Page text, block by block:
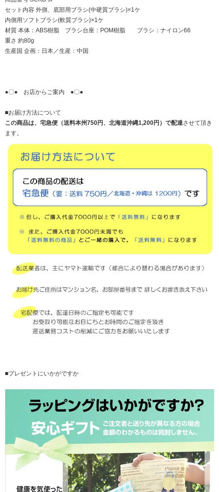
セット内容 外側、底部用ブラシ(中硬質ブラシ)×1ケ
内側用ソフトブラシ(軟質ブラシ)×1ケ
材質 本体：ABS樹脂 ブラシ台座：POM樹脂 ブラシ：ナイロン66
重さ 約80g
生産国 企画：日本／生産：中国
●〇● お店からご案内 ●〇●
■お届け方法について
この商品は、宅急便（送料本州750円、北海道沖縄1,200円）で配達させて頂き
ます。
■プレゼントにいかがですか